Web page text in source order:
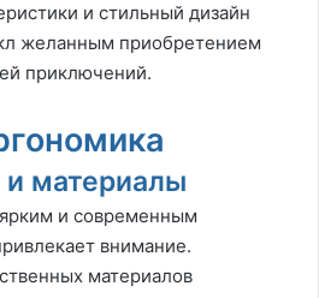
и стильный дизайн
желанным приобретением
приключений.
материалы
и современным
внимание.
материалов